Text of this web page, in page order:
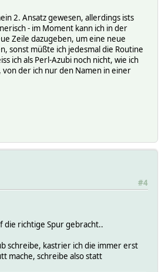
2. Ansatz gewesen, allerdings ists
- im Moment kann ich in der
Zeile dazugeben, um eine neue
sonst müßte ich jedesmal die Routine
ich als Perl-Azubi noch nicht, wie ich
der ich nur den Namen in einer
#4
die richtige Spur gebracht..
schreibe, kastrier ich die immer erst
mache, schreibe also statt